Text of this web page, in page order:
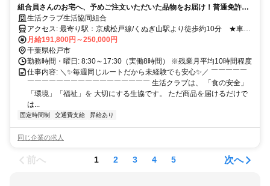
組合員さんのお宅へ、予めご注文いただいた品物をお届け！普通免許
（AT限定可）で乗れる小型トラックで、決まった配達ルートを毎週まわ
ります。顔なじみになった組合員さんとの会話も楽しめるお仕事です♪
生活クラブ生活協同組合
アクセス: 最寄り駅：京成松戸線/くぬぎ山駅より徒歩約10分 ★車通
勤OK（駐車場完備）
月給191,800円～250,000円
千葉県松戸市
勤務時間・曜日: 8:30～17:30（実働8時間） ※残業月平均10時間程度
仕事内容: ＼✨毎週同じルートだから未経験でも安心✨／ ￣￣￣￣￣
￣￣￣￣￣￣￣￣￣￣￣￣￣￣￣￣￣ 生活クラブは、 「食の安全」
「環境」「福祉」を 大切にする生協です。 ただ商品を届けるだけで
は...
固定時間制 交通費支給 昇給あり
同じ企業の求人
前へ 1 2 3 4 5 次へ